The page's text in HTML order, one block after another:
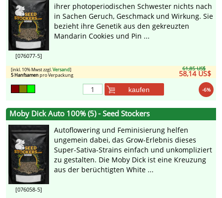
[076077-5]
ihrer photoperiodischen Schwester nichts nach
in Sachen Geruch, Geschmack und Wirkung. Sie
bezieht ihre Genetik aus den gekreuzten
Mandarin Cookies und Pin ...
61,85 US$
58,14 US$
[inkl. 10% Mwst zzgl.Versand]
5 Hanfsamenpro Verpackung
-6%
kaufen
Moby Dick Auto 100% (5) - Seed Stockers
[076058-5]
Autoflowering und Feminisierung helfen
ungemein dabei, das Grow-Erlebnis dieses
Super-Sativa-Strains einfach und unkompliziert
zu gestalten. Die Moby Dick ist eine Kreuzung
aus der berüchtigten White ...